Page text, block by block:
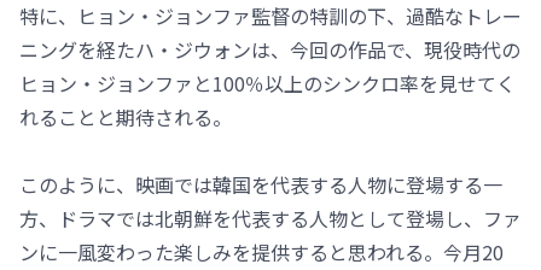
特に、ヒョン・ジョンファ監督の特訓の下、過酷なトレー
ニングを経たハ・ジウォンは、今回の作品で、現役時代の
ヒョン・ジョンファと100％以上のシンクロ率を見せてく
れることと期待される。
このように、映画では韓国を代表する人物に登場する一
方、ドラマでは北朝鮮を代表する人物として登場し、ファ
ンに一風変わった楽しみを提供すると思われる。今月20